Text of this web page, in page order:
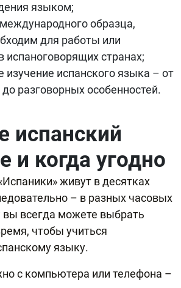
языком;
образца,
для работы или
испаноговорящих странах;
изучение испанского языка – от
разговорных особенностей.
испанский
и когда угодно
живут в десятках
– в разных часовых
вы всегда можете выбрать
чтобы учиться
языку.
с компьютера или телефона –